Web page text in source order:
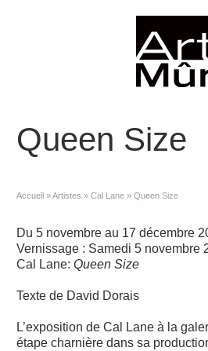
Queen Size
Accueil »Artistes » Cal Lane » Queen Size
Du 5 novembre au 17 décembre
Vernissage : Samedi 5 novembre
Cal Lane:Queen Size
Texte de David Dorais
L’exposition de Cal Lane à la
étape charnière dans sa